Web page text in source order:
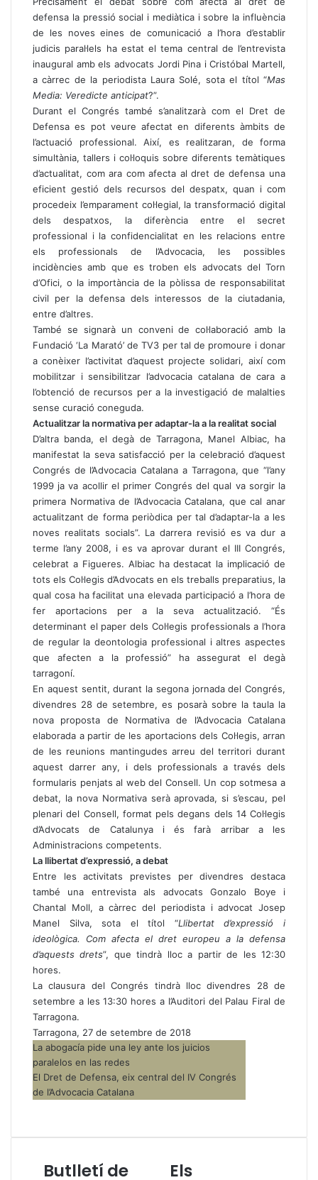
defensa la pressió social i mediàtica i sobre la influència
de les noves eines de comunicació a l’hora d’establir
judicis paral·lels ha estat el tema central de l’entrevista
inaugural amb els advocats Jordi Pina i Cristóbal Martell,
a càrrec de la periodista Laura Solé, sota el títol “Mas
Media: Veredicte anticipat?”.
Durant el Congrés també s’analitzarà com el Dret de
Defensa es pot veure afectat en diferents àmbits de
l’actuació professional. Així, es realitzaran, de forma
simultània, tallers i col·loquis sobre diferents temàtiques
d’actualitat, com ara com afecta al dret de defensa una
eficient gestió dels recursos del despatx, quan i com
procedeix l’emparament col·legial, la transformació digital
dels despatxos, la diferència entre el secret
professional i la confidencialitat en les relacions entre
els professionals de l’Advocacia, les possibles
incidències amb que es troben els advocats del Torn
d’Ofici, o la importància de la pòlissa de responsabilitat
civil per la defensa dels interessos de la ciutadania,
entre d’altres.
També se signarà un conveni de col·laboració amb la
Fundació ‘La Marató’ de TV3 per tal de promoure i donar
a conèixer l’activitat d’aquest projecte solidari, així com
mobilitzar i sensibilitzar l’advocacia catalana de cara a
l’obtenció de recursos per a la investigació de malalties
sense curació coneguda.
Actualitzar la normativa per adaptar-la a la realitat social
D’altra banda, el degà de Tarragona, Manel Albiac, ha
manifestat la seva satisfacció per la celebració d’aquest
Congrés de l’Advocacia Catalana a Tarragona, que “l’any
1999 ja va acollir el primer Congrés del qual va sorgir la
primera Normativa de l’Advocacia Catalana, que cal anar
actualitzant de forma periòdica per tal d’adaptar-la a les
noves realitats socials”. La darrera revisió es va dur a
terme l’any 2008, i es va aprovar durant el III Congrés,
celebrat a Figueres. Albiac ha destacat la implicació de
tots els Col·legis d’Advocats en els treballs preparatius, la
qual cosa ha facilitat una elevada participació a l’hora de
fer aportacions per a la seva actualització. “És
determinant el paper dels Col·legis professionals a l’hora
de regular la deontologia professional i altres aspectes
que afecten a la professió” ha assegurat el degà
tarragoní.
En aquest sentit, durant la segona jornada del Congrés,
divendres 28 de setembre, es posarà sobre la taula la
nova proposta de Normativa de l’Advocacia Catalana
elaborada a partir de les aportacions dels Col·legis, arran
de les reunions mantingudes arreu del territori durant
aquest darrer any, i dels professionals a través dels
formularis penjats al web del Consell. Un cop sotmesa a
debat, la nova Normativa serà aprovada, si s’escau, pel
plenari del Consell, format pels degans dels 14 Col·legis
d’Advocats de Catalunya i és farà arribar a les
Administracions competents.
La llibertat d’expressió, a debat
Entre les activitats previstes per divendres destaca
també una entrevista als advocats Gonzalo Boye i
Chantal Moll, a càrrec del periodista i advocat Josep
Manel Silva, sota el títol “Llibertat d’expressió i
ideològica. Com afecta el dret europeu a la defensa
d’aquests drets”, que tindrà lloc a partir de les 12:30
hores.
La clausura del Congrés tindrà lloc divendres 28 de
setembre a les 13:30 hores a l’Auditori del Palau Firal de
Tarragona.
Tarragona, 27 de setembre de 2018
La abogacía pide una ley ante los juicios
paralelos en las redes
El Dret de Defensa, eix central del IV Congrés
de l’Advocacia Catalana
B
Butlletí de
E
Els